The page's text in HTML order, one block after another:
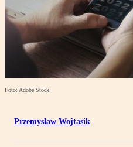
Foto: Adobe Stock
Przemysław Wojtasik